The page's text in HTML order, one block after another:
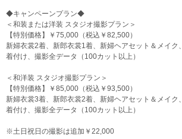
◆キャンペーンプラン◆
＜和装または洋装 スタジオ撮影プラン＞
【特別価格】￥75,000（税込￥82,500）
新婦衣裳2着、新郎衣裳1着、新婦ヘアセット＆メイク、
着付け、撮影全データ（100カット以上）
＜和洋装 スタジオ撮影プラン＞
【特別価格】￥85,000（税込￥93,500）
新婦衣裳3着、新郎衣裳2着、新婦ヘアセット＆メイク、
着付け、撮影全データ（100カット以上）
※土日祝日の撮影は追加￥22,000